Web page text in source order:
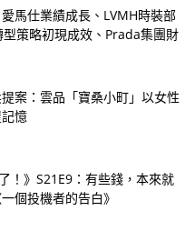
愛馬仕業績成長、LVMH時裝部
策略初現成效、Prada集團財
案：雲品「寶桑小町」以女性
憶
！》S21E9：有些錢，本來就
個投機者的告白》